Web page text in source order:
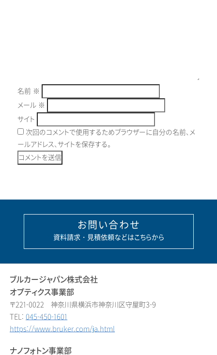
名前 ※
メール ※
サイト
次回のコメントで使用するためブラウザーに自分の名前、メ
ールアドレス、サイトを保存する。
お問い合わせ
資料請求・見積依頼などはこちらから
ブルカージャパン株式会社
オプティクス事業部
〒221-0022 神奈川県横浜市神奈川区守屋町3-9
TEL: 045-450-1601
https://www.bruker.com/ja.html
ナノフォトン事業部